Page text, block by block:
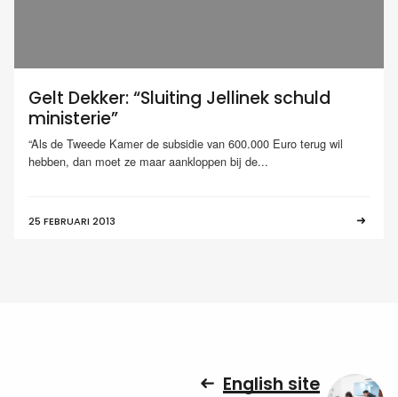
Gelt Dekker: “Sluiting Jellinek schuld
ministerie”
“Als de Tweede Kamer de subsidie van 600.000 Euro terug wil
hebben, dan moet ze maar aankloppen bij de...
25 FEBRUARI 2013
English site